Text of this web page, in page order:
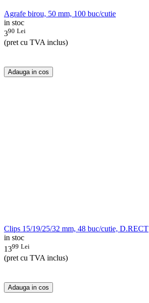
Agrafe birou, 50 mm, 100 buc/cutie
in stoc
390 Lei
(pret cu TVA inclus)
Adauga in cos
Clips 15/19/25/32 mm, 48 buc/cutie, D.RECT
in stoc
1399 Lei
(pret cu TVA inclus)
Adauga in cos